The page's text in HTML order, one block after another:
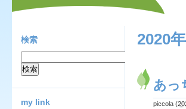
2020
あっ
piccola (
検索
my link